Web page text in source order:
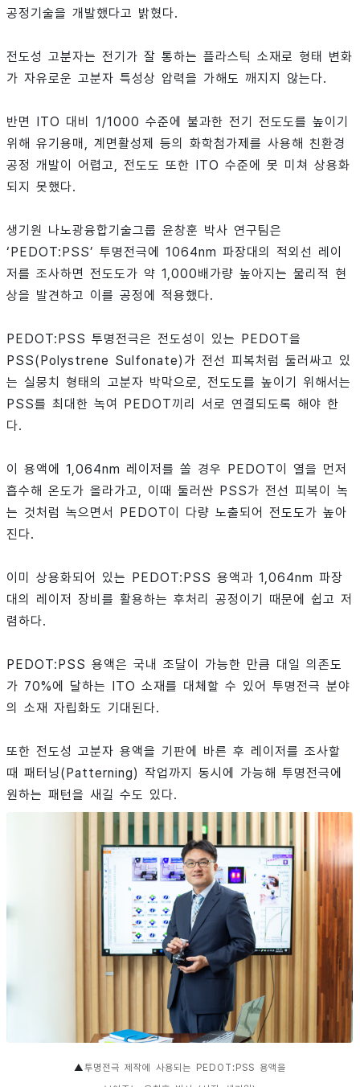
공정기술을 개발했다고 밝혔다.
전도성 고분자는 전기가 잘 통하는 플라스틱 소재로 형태 변화
가 자유로운 고분자 특성상 압력을 가해도 깨지지 않는다.
반면 ITO 대비 1/1000 수준에 불과한 전기 전도도를 높이기
위해 유기용매, 계면활성제 등의 화학첨가제를 사용해 친환경
공정 개발이 어렵고, 전도도 또한 ITO 수준에 못 미쳐 상용화
되지 못했다.
생기원 나노광융합기술그룹 윤창훈 박사 연구팀은
‘PEDOT:PSS’ 투명전극에 1064nm 파장대의 적외선 레이
저를 조사하면 전도도가 약 1,000배가량 높아지는 물리적 현
상을 발견하고 이를 공정에 적용했다.
PEDOT:PSS 투명전극은 전도성이 있는 PEDOT을
PSS(Polystrene Sulfonate)가 전선 피복처럼 둘러싸고 있
는 실뭉치 형태의 고분자 박막으로, 전도도를 높이기 위해서는
PSS를 최대한 녹여 PEDOT끼리 서로 연결되도록 해야 한
다.
이 용액에 1,064nm 레이저를 쏠 경우 PEDOT이 열을 먼저
흡수해 온도가 올라가고, 이때 둘러싼 PSS가 전선 피복이 녹
는 것처럼 녹으면서 PEDOT이 다량 노출되어 전도도가 높아
진다.
이미 상용화되어 있는 PEDOT:PSS 용액과 1,064nm 파장
대의 레이저 장비를 활용하는 후처리 공정이기 때문에 쉽고 저
렴하다.
PEDOT:PSS 용액은 국내 조달이 가능한 만큼 대일 의존도
가 70%에 달하는 ITO 소재를 대체할 수 있어 투명전극 분야
의 소재 자립화도 기대된다.
또한 전도성 고분자 용액을 기판에 바른 후 레이저를 조사할
때 패터닝(Patterning) 작업까지 동시에 가능해 투명전극에
원하는 패턴을 새길 수도 있다.
▲투명전극 제작에 사용되는 PEDOT:PSS 용액을